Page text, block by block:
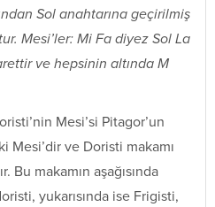
Sol anahtarına geçirilmiş
Mesi’ler: Mi Fa diyez Sol La
ve hepsinin altında M
Mesi’si Pitagor’un
ve Doristi makamı
Bu makamın aşağısında
yukarısında ise Frigisti,